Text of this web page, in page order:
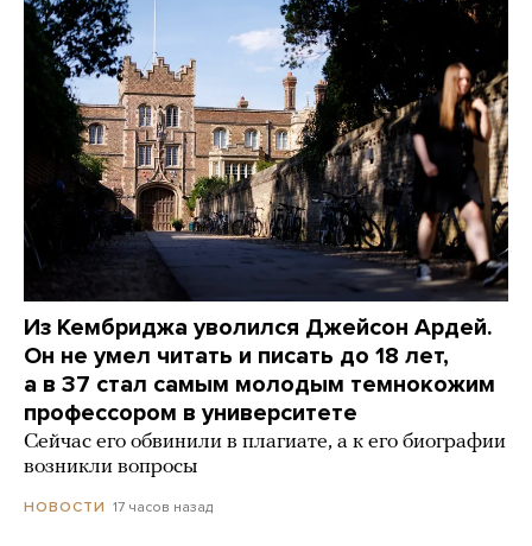
Из Кембриджа уволился Джейсон Ардей.
Он не умел читать и писать до 18 лет,
а в 37 стал самым молодым темнокожим
профессором в университете
Сейчас его обвинили в плагиате, а к его биографии
возникли вопросы
НОВОСТИ 17 часов назад